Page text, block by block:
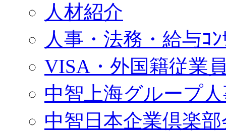
人材紹介
人事・法務・給与ｺﾝ
VISA・外国籍従業
中智上海グループ
中智日本企業倶楽